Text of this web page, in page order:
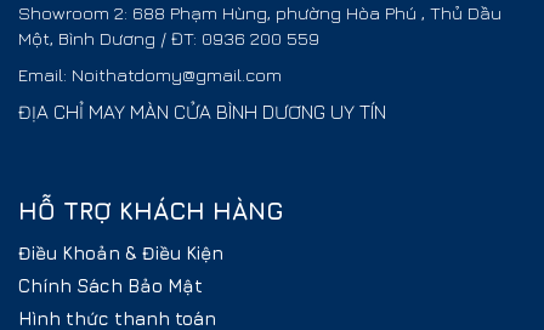
Showroom 2: 688 Phạm Hùng, phường Hòa Phú , Thủ Dầu
Một, Bình Dương / ĐT: 0936 200 559
Email: Noithatdomy@gmail.com
ĐỊA CHỈ MAY MÀN CỬA BÌNH DƯƠNG UY TÍN
HỖ TRỢ KHÁCH HÀNG
Điều Khoản & Điều Kiện
Chính Sách Bảo Mật
Hình thức thanh toán